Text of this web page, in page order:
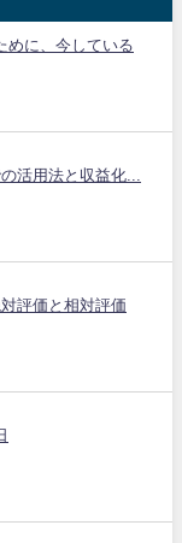
めに、今している
活用法と収益化...
評価と相対評価